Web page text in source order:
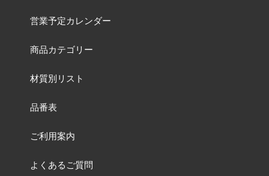
営業予定カレンダー
商品カテゴリー
材質別リスト
品番表
ご利用案内
よくあるご質問